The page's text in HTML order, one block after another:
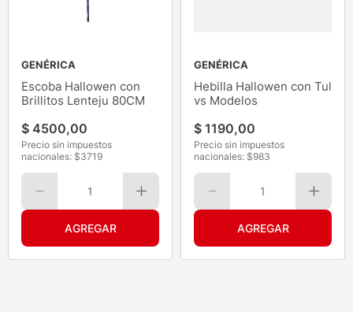
GENÉRICA
Escoba Hallowen con
Brillitos Lenteju 80CM
$ 4500,00
Precio sin impuestos
nacionales: $3719
1
GENÉRICA
Hebilla Hallowen con Tul
vs Modelos
$ 1190,00
Precio sin impuestos
nacionales: $983
1